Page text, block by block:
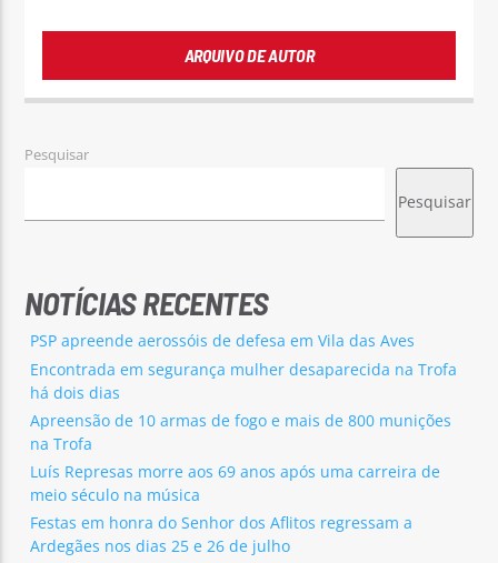
ARQUIVO DE AUTOR
Pesquisar
Pesquisar
NOTÍCIAS RECENTES
PSP apreende aerossóis de defesa em Vila das Aves
Encontrada em segurança mulher desaparecida na Trofa
há dois dias
Apreensão de 10 armas de fogo e mais de 800 munições
na Trofa
Luís Represas morre aos 69 anos após uma carreira de
meio século na música
Festas em honra do Senhor dos Aflitos regressam a
Ardegães nos dias 25 e 26 de julho